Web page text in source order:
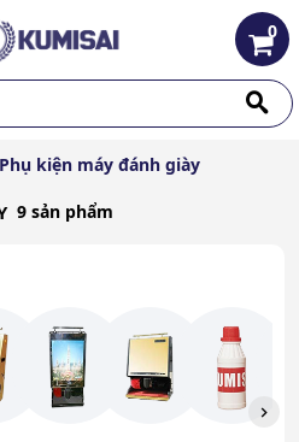
0
Phụ kiện máy đánh giày
9 sản phẩm